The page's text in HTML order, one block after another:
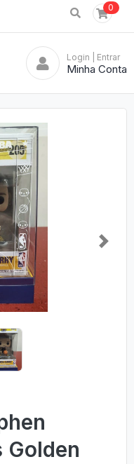
0
Login | Entrar
Minha Conta
Next
Golden